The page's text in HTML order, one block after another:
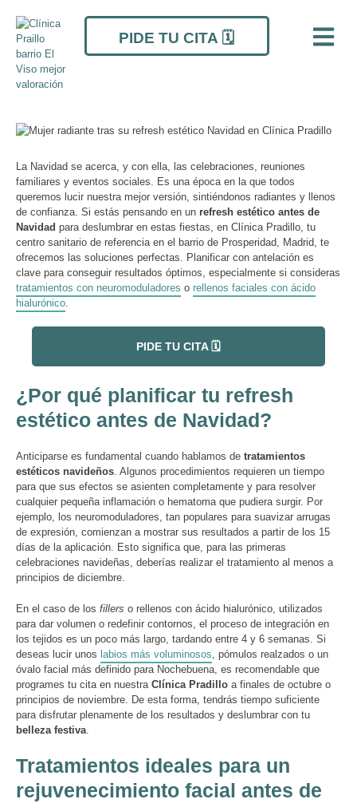
contenido
PIDE TU CITA 🗓️
La Navidad se acerca, y con ella, las celebraciones, reuniones
familiares y eventos sociales. Es una época en la que todos
queremos lucir nuestra mejor versión, sintiéndonos radiantes y llenos
de confianza. Si estás pensando en un refresh estético antes de
Navidad para deslumbrar en estas fiestas, en Clínica Pradillo, tu
centro sanitario de referencia en el barrio de Prosperidad, Madrid, te
ofrecemos las soluciones perfectas. Planificar con antelación es
clave para conseguir resultados óptimos, especialmente si consideras
tratamientos con neuromoduladores o rellenos faciales con ácido
hialurónico
PIDE TU CITA 🗓️
¿Por qué planificar tu refresh
estético antes de Navidad?
Anticiparse es fundamental cuando hablamos de tratamientos
estéticos navideños . Algunos procedimientos requieren un tiempo
para que sus efectos se asienten completamente y para resolver
cualquier pequeña inflamación o hematoma que pudiera surgir. Por
ejemplo, los neuromoduladores, tan populares para suavizar arrugas
de expresión, comienzan a mostrar sus resultados a partir de los 15
días de la aplicación. Esto significa que, para las primeras
celebraciones navideñas, deberías realizar el tratamiento al menos a
principios de diciembre.
En el caso de los fillers o rellenos con ácido hialurónico, utilizados
para dar volumen o redefinir contornos, el proceso de integración en
los tejidos es un poco más largo, tardando entre 4 y 6 semanas. Si
deseas lucir unos labios más voluminosos , pómulos realzados o un
óvalo facial más definido para Nochebuena, es recomendable que
programes tu cita en nuestra Clínica Pradillo a finales de octubre o
principios de noviembre. De esta forma, tendrás tiempo suficiente
para disfrutar plenamente de los resultados y deslumbrar con tu
belleza festiva
Tratamientos ideales para un
rejuvenecimiento facial antes de
de
entradas